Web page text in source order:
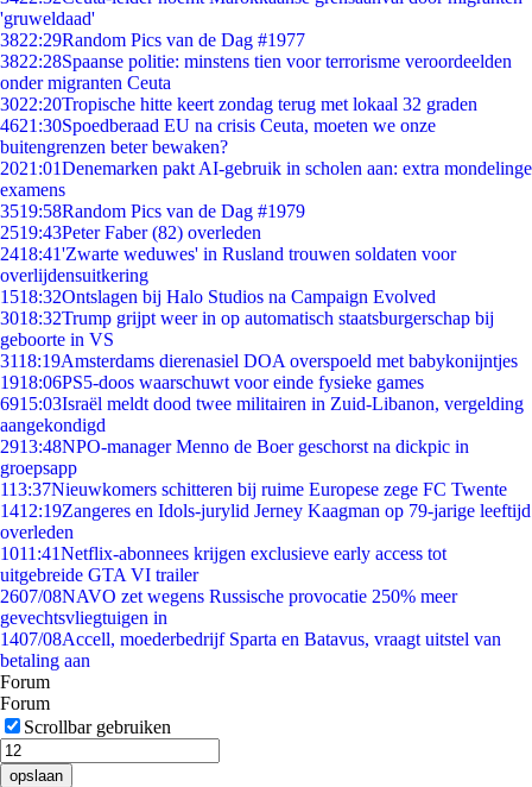
'gruweldaad'
3822:29Random Pics van de Dag #1977
3822:28Spaanse politie: minstens tien voor terrorisme veroordeelden
onder migranten Ceuta
3022:20Tropische hitte keert zondag terug met lokaal 32 graden
4621:30Spoedberaad EU na crisis Ceuta, moeten we onze
buitengrenzen beter bewaken?
2021:01Denemarken pakt AI-gebruik in scholen aan: extra mondelinge
examens
3519:58Random Pics van de Dag #1979
2519:43Peter Faber (82) overleden
2418:41'Zwarte weduwes' in Rusland trouwen soldaten voor
overlijdensuitkering
1518:32Ontslagen bij Halo Studios na Campaign Evolved
3018:32Trump grijpt weer in op automatisch staatsburgerschap bij
geboorte in VS
3118:19Amsterdams dierenasiel DOA overspoeld met babykonijntjes
1918:06PS5-doos waarschuwt voor einde fysieke games
6915:03Israël meldt dood twee militairen in Zuid-Libanon, vergelding
aangekondigd
2913:48NPO-manager Menno de Boer geschorst na dickpic in
groepsapp
113:37Nieuwkomers schitteren bij ruime Europese zege FC Twente
1412:19Zangeres en Idols-jurylid Jerney Kaagman op 79-jarige leeftijd
overleden
1011:41Netflix-abonnees krijgen exclusieve early access tot
uitgebreide GTA VI trailer
2607/08NAVO zet wegens Russische provocatie 250% meer
gevechtsvliegtuigen in
1407/08Accell, moederbedrijf Sparta en Batavus, vraagt uitstel van
betaling aan
Forum
Forum
Scrollbar gebruiken
opslaan